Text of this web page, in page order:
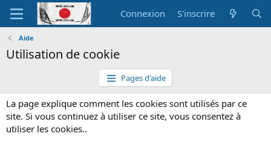
Connexion S'inscrire
Aide
Utilisation de cookie
Pages d'aide
La page explique comment les cookies sont utilisés par ce
site. Si vous continuez à utiliser ce site, vous consentez à
utiliser les cookies..